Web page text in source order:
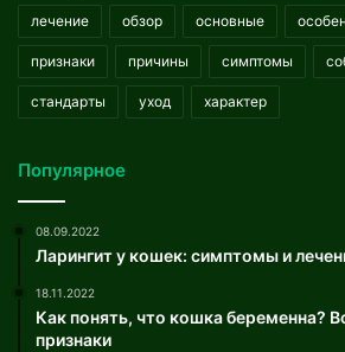
лечение обзор основные
признаки причины симптомы
стандарты уход характер
Популярное
08.09.2022
Ларингит у кошек: симптомы и
18.11.2022
Как понять, что кошка беременна?
признаки